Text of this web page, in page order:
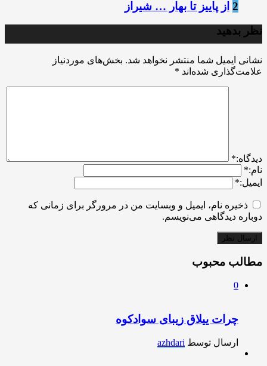
2 از پاییز تا بهار … شیراز
نظر بدهید
نشانی ایمیل شما منتشر نخواهد شد. بخش‌های موردنیاز
علامت‌گذاری شده‌اند *
ديدگاه:*
نام:*
ایمیل:*
ذخیره نام، ایمیل و وبسایت من در مرورگر برای زمانی که
دوباره دیدگاهی می‌نویسم.
مطالب محبوب
0
چرات ییلاق زیبای سوادکوه
ارسال توسط azhdari